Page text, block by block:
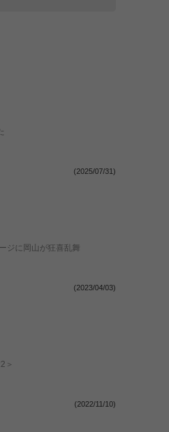
(2025/07/31)
ジに岡山が狂喜乱舞
(2023/04/03)
＞
(2022/11/10)